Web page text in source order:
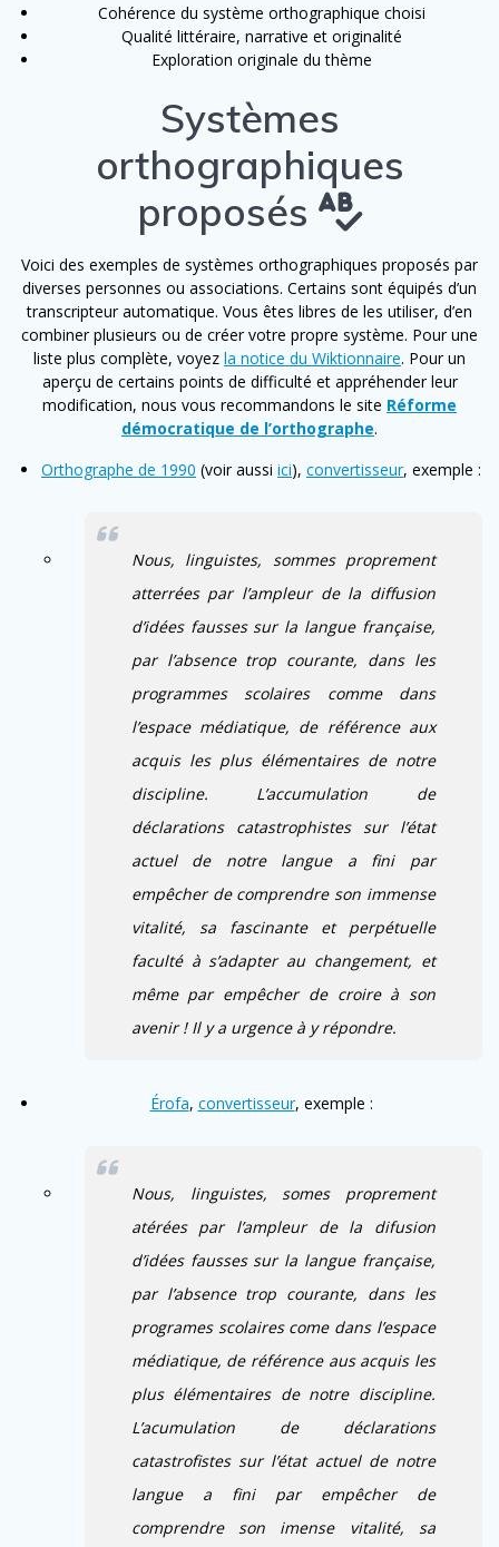
Cohérence du système orthographique choisi
Qualité littéraire, narrative et originalité
Exploration originale du thème
Systèmes
orthographiques
proposés
Voici des exemples de systèmes orthographiques proposés par
diverses personnes ou associations. Certains sont équipés d’un
transcripteur automatique. Vous êtes libres de les utiliser, d’en
combiner plusieurs ou de créer votre propre système. Pour une
liste plus complète, voyez la notice du Wiktionnaire. Pour un
aperçu de certains points de difficulté et appréhender leur
modification, nous vous recommandons le site Réforme
démocratique de l’orthographe.
Orthographe de 1990 (voir aussi ici), convertisseur, exemple :
Nous, linguistes, sommes proprement
atterrées par l’ampleur de la diffusion
d’idées fausses sur la langue française,
par l’absence trop courante, dans les
programmes scolaires comme dans
l’espace médiatique, de référence aux
acquis les plus élémentaires de notre
discipline. L’accumulation de
déclarations catastrophistes sur l’état
actuel de notre langue a fini par
empêcher de comprendre son immense
vitalité, sa fascinante et perpétuelle
faculté à s’adapter au changement, et
même par empêcher de croire à son
avenir ! Il y a urgence à y répondre.
Érofa, convertisseur, exemple :
Nous, linguistes, somes proprement
atérées par l’ampleur de la difusion
d’idées fausses sur la langue française,
par l’absence trop courante, dans les
programes scolaires come dans l’espace
médiatique, de référence aus acquis les
plus élémentaires de notre discipline.
L’acumulation de déclarations
catastrofistes sur l’état actuel de notre
langue a fini par empêcher de
comprendre son imense vitalité, sa